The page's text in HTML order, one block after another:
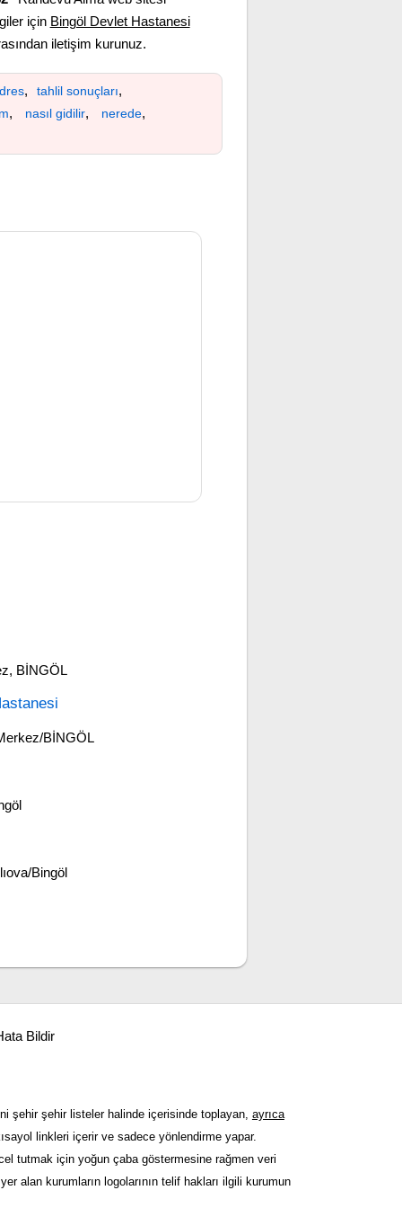
için Bingöl Devlet Hastanesi
iletişim kurunuz.
, tahlil sonuçları,
, nasıl gidilir, nerede,
BİNGÖL
BİNGÖL
Bingöl
Bildir
şehir şehir listeler halinde içerisinde toplayan, ayrıca
linkleri içerir ve sadece yönlendirme yapar.
tutmak için yoğun çaba göstermesine rağmen veri
alan kurumların logolarının telif hakları ilgili kurumun